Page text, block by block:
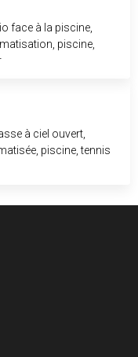
face à la piscine,
piscine,
à ciel ouvert,